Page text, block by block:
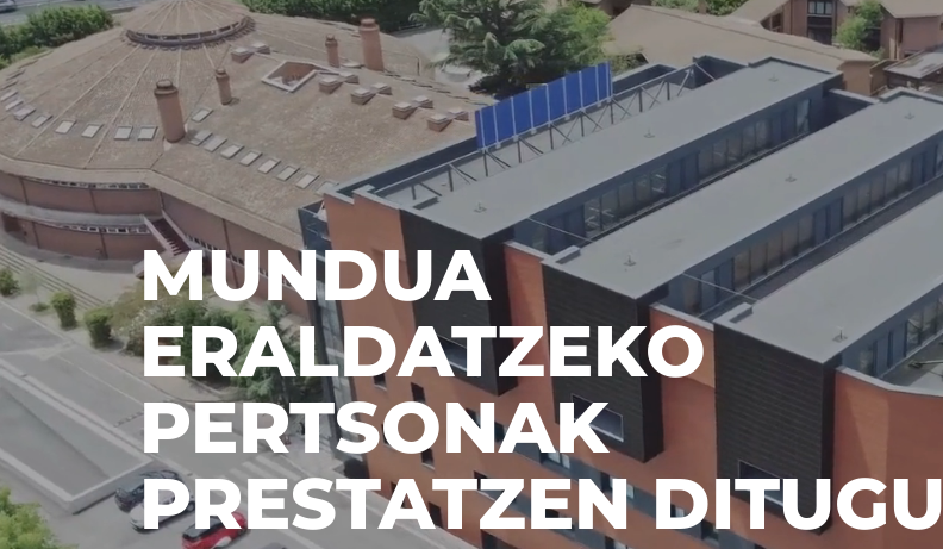
MUNDUA
ERALDATZEKO
PERTSONAK
PRESTATZEN DITUGU